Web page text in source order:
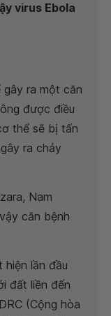
virus Ebola
ra một căn
được điều
thể sẽ bị tấn
ra chảy
Nam
căn bệnh
lần đầu
đất liền đến
(Cộng hòa